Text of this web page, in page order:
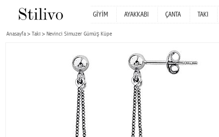
GİYİM AYAKKABI ÇANTA TAKI
Anasayfa Takı Nevinci Simuzer Gümüş Küpe